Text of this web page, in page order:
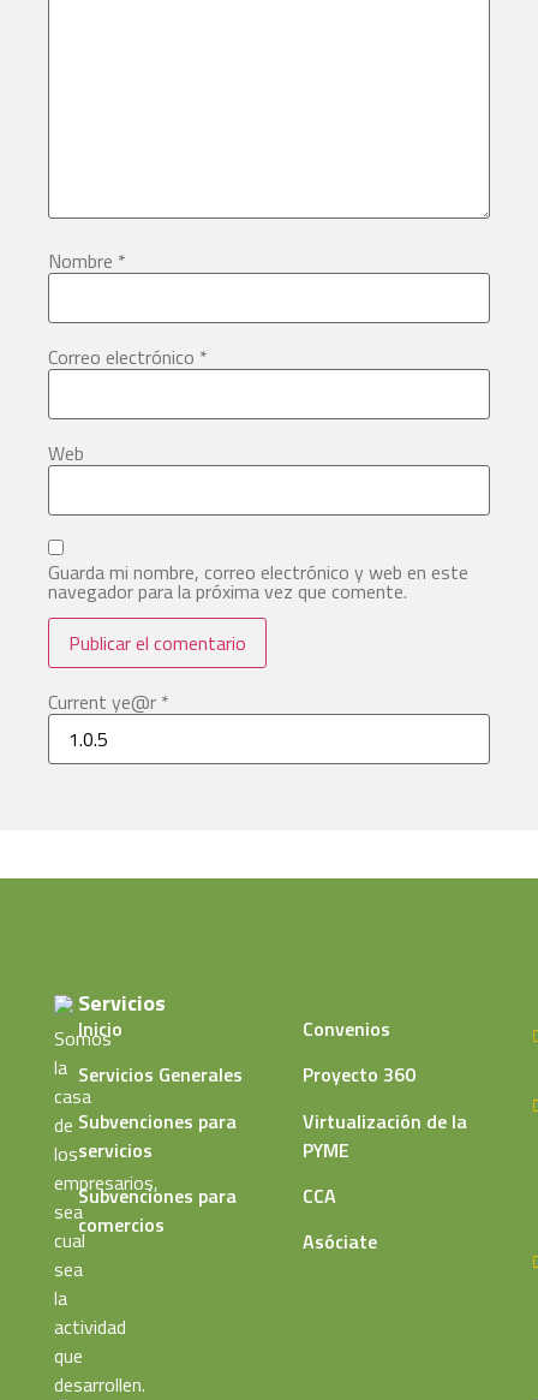
Nombre *
Correo electrónico *
Web
Guarda mi nombre, correo electrónico y web en este
navegador para la próxima vez que comente.
Current ye@r *
Somos
la
casa
de
los
empresarios,
sea
cual
sea
la
actividad
que
desarrollen.
Servicios
Inicio
Servicios Generales
Subvenciones para
servicios
Subvenciones para
comercios
Convenios
Proyecto 360
Virtualización de la
PYME
CCA
Asóciate